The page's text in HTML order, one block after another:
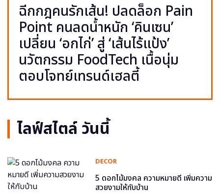
ฉีกกฎคนรักเส้น! ปลดล็อก Pain
Point คนลดน้ำหนัก ‘คินเซน’
เปลี่ยน ‘อกไก่’ สู่ ‘เส้นไร้แป้ง’
นวัตกรรม FoodTech เนื้อนุ่ม
ตอบโจทย์เทรนด์เฮลตี้
ไลฟ์สไตล์ วันนี้
DECOR
5 ดอกไม้มงคล ความหมายดี เพิ่มความ
สวยงามให้กับบ้าน